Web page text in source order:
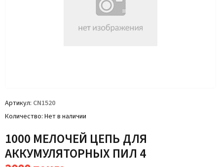
Артикул CN1520
Количество Нет в наличии
1000 МЕЛОЧЕЙ ЦЕПЬ ДЛЯ
АККУМУЛЯТОРНЫХ ПИЛ 4